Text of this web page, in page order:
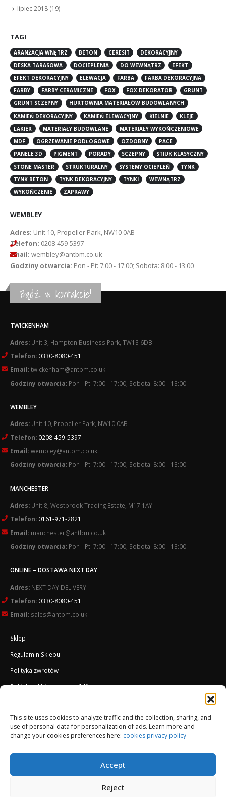
This site uses cookies to analyze traffic and the collection, sharing, and
use of personal data for personalization of ads. Learn more and
change your cookies preferences here: cookies privacy policy
Accept
Reject
lipiec 2018 (19)
TAGI
ARANŻACJA WNĘTRZ BETON CERESIT
DEKORACYJNY
DESKA TARASOWA
DOCIEPLENIA DO WEWNĄTRZ
EFEKT
EFEKT DEKORACYJNY
ELEWACJA FARBA
FARBA DEKORACYJNA
FARBY
FARBY CERAMICZNE FOX FOX DEKORATOR
GRUNT
GRUNT SCZEPNY
HURTOWNIA MATERIAŁÓW BUDOWLANYCH
KAMIEŃ DEKORACYJNY
KAMIEŃ ELEWACYJNY KIELNIE
KLEJE
LAKIER
MATERIAŁY BUDOWLANE
MATERIAŁY WYKOŃCZENIOWE
MDF
OGRZEWANIE PODŁOGOWE OZDOBNY
PACE
PANELE 3D
PIGMENT PORADY SCZEPNY
STIUK KLASYCZNY
STONE MASTER
STRUKTURALNY SYSTEMY OCIEPLEŃ
TYNK
TYNK BETON
TYNK DEKORACYJNY TYNKI
WEWNĄTRZ
WYKOŃCZENIE
ZAPRAWY
WEMBLEY
Adres: Unit 10, Propeller Park, NW10 0AB
Telefon: 0208-459-5397
Email: wembley@antbm.co.uk
Godziny otwarcia: Pon - Pt: 7:00 - 17:00; Sobota: 8:00 - 13:00
Bądź w kontakcie!
TWICKENHAM
Adres: Unit 3, Hampton Business Park, TW13 6DB
Telefon: 0330-8080-451
Email:twickenham@antbm.co.uk
Godziny otwarcia: Pon - Pt: 7:00 - 17:00; Sobota: 8:00 - 13:00
WEMBLEY
Adres: Unit 10, Propeller Park, NW10 0AB
Telefon: 0208-459-5397
Email:wembley@antbm.co.uk
Godziny otwarcia: Pon - Pt: 7:00 - 17:00; Sobota: 8:00 - 13:00
MANCHESTER
Adres: Unit 8, Westbrook Trading Estate, M17 1AY
Telefon: 0161-971-2821
Email: manchester@antbm.co.uk
Godziny otwarcia: Pon - Pt: 7:00 - 17:00; Sobota: 8:00 - 13:00
ONLINE – DOSTAWA NEXT DAY
Adres: NEXT DAY DELIVERY
Telefon: 0330-8080-451
Email: sales@antbm.co.uk
Sklep
Regulamin Sklepu
Polityka zwrotów
Polityka plików cookies (UK)
Docieplenie EWI ETICS